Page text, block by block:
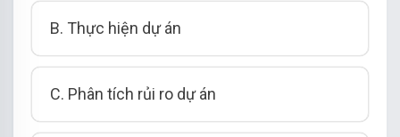
B. Thực hiện dự án
C. Phân tích rủi ro dự án